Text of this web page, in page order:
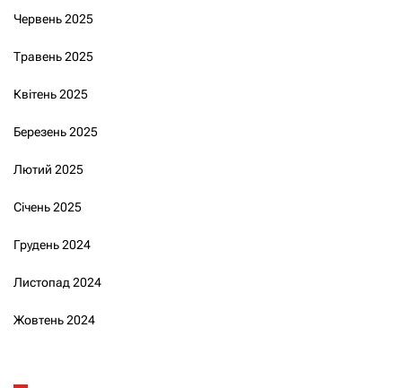
Червень 2025
Травень 2025
Квітень 2025
Березень 2025
Лютий 2025
Січень 2025
Грудень 2024
Листопад 2024
Жовтень 2024